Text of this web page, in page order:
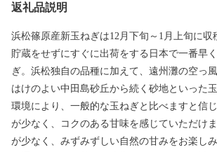
返礼品説明
浜松篠原産新玉ねぎは12月下旬～1月上旬に収
貯蔵をせずにすぐに出荷をする日本で一番早
ぎ。浜松独自の品種に加えて、遠州灘の空っ
はけのよい中田島砂丘から続く砂地といった
環境により、一般的な玉ねぎと比べますと信
が少なく、コクのある甘味を感じていただけ
が少なく、みずみずしい自然の甘みをお楽し